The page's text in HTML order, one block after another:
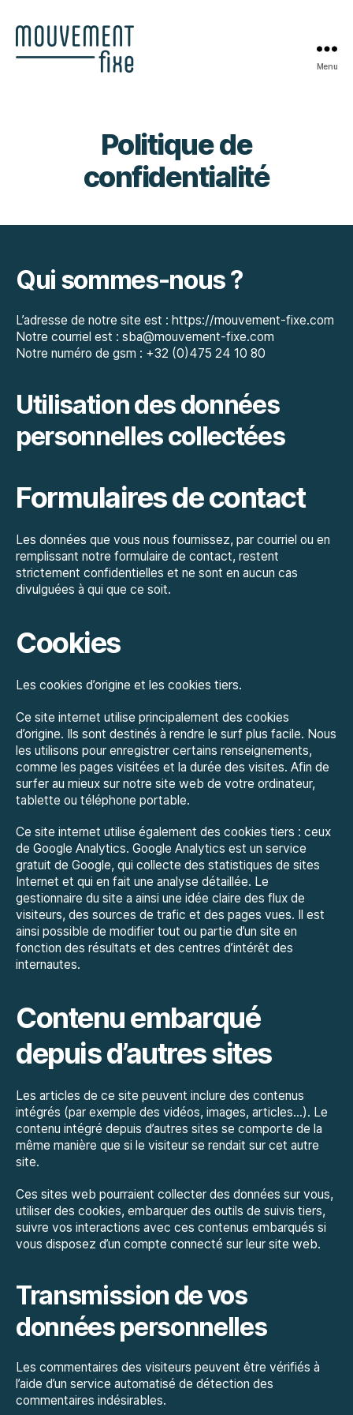
Menu
Politique de
confidentialité
Qui sommes-nous ?
L’adresse de notre site est : https://mouvement-fixe.com
Notre courriel est : sba@mouvement-fixe.com
Notre numéro de gsm : +32 (0)475 24 10 80
Utilisation des données
personnelles collectées
Formulaires de contact
Les données que vous nous fournissez, par courriel ou en
remplissant notre formulaire de contact, restent
strictement confidentielles et ne sont en aucun cas
divulguées à qui que ce soit.
Cookies
Les cookies d’origine et les cookies tiers.
Ce site internet utilise principalement des cookies
d’origine. Ils sont destinés à rendre le surf plus facile. Nous
les utilisons pour enregistrer certains renseignements,
comme les pages visitées et la durée des visites. Afin de
surfer au mieux sur notre site web de votre ordinateur,
tablette ou téléphone portable.
Ce site internet utilise également des cookies tiers : ceux
de Google Analytics. Google Analytics est un service
gratuit de Google, qui collecte des statistiques de sites
Internet et qui en fait une analyse détaillée. Le
gestionnaire du site a ainsi une idée claire des flux de
visiteurs, des sources de trafic et des pages vues. Il est
ainsi possible de modifier tout ou partie d’un site en
fonction des résultats et des centres d’intérêt des
internautes.
Contenu embarqué
depuis d’autres sites
Les articles de ce site peuvent inclure des contenus
intégrés (par exemple des vidéos, images, articles…). Le
contenu intégré depuis d’autres sites se comporte de la
même manière que si le visiteur se rendait sur cet autre
site.
Ces sites web pourraient collecter des données sur vous,
utiliser des cookies, embarquer des outils de suivis tiers,
suivre vos interactions avec ces contenus embarqués si
vous disposez d’un compte connecté sur leur site web.
Transmission de vos
données personnelles
Les commentaires des visiteurs peuvent être vérifiés à
l’aide d’un service automatisé de détection des
commentaires indésirables.